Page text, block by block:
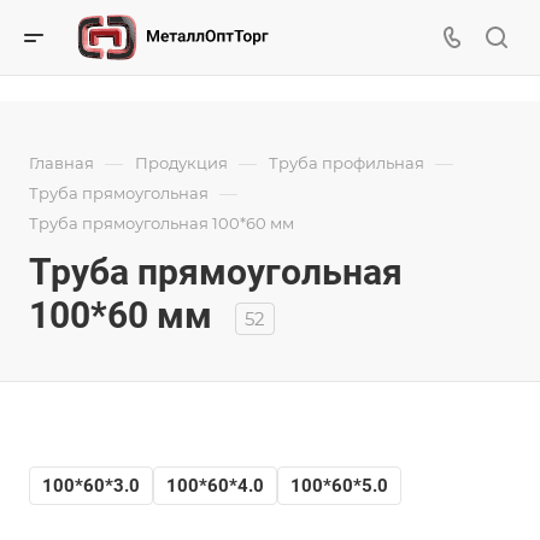
Главная — Продукция — Труба профильная —
Труба прямоугольная —
Труба прямоугольная 100*60 мм
Труба прямоугольная
100*60 мм
52
100*60*3.0 100*60*4.0 100*60*5.0